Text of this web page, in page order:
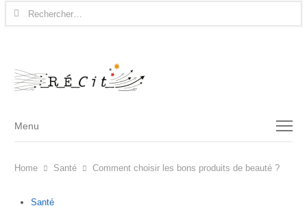
Rechercher :
Menu
Menu
Home Santé Comment choisir les bons produits de beauté ?
Santé